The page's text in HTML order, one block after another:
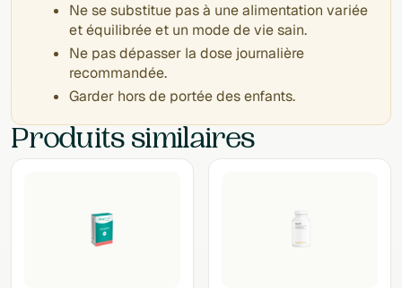
Ne se substitue pas à une alimentation variée
et équilibrée et un mode de vie sain.
Ne pas dépasser la dose journalière
recommandée.
Garder hors de portée des enfants.
Produits similaires